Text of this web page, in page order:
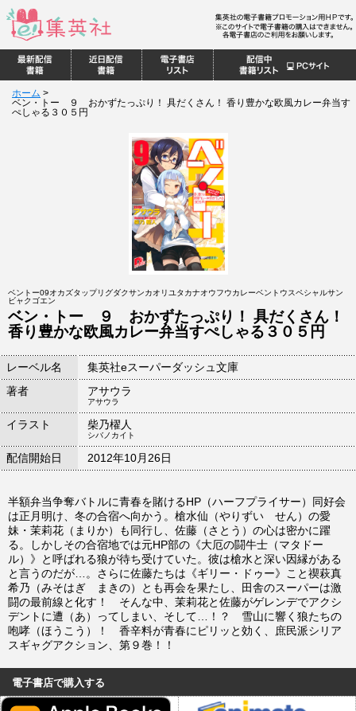
ホーム >
ベン・トー ９ おかずたっぷり！ 具だくさん！ 香り豊かな欧風カレー弁当す
ぺしゃる３０５円
ベントー09オカズタップリグダクサンカオリユタカナオウフウカレーベントウスペシャルサン
ビャクゴエン
ベン・トー ９ おかずたっぷり！ 具だくさん！
香り豊かな欧風カレー弁当すぺしゃる３０５円
レーベル名
集英社eスーパーダッシュ文庫
著者
アサウラ
アサウラ
イラスト 柴乃櫂人
シバノカイト
配信開始日 2012年10月26日
半額弁当争奪バトルに青春を賭けるHP（ハーフプライサー）同好会
は正月明け、冬の合宿へ向かう。槍水仙（やりずい せん）の愛
妹・茉莉花（まりか）も同行し、佐藤（さとう）の心は密かに躍
る。しかしその合宿地では元HP部の《大厄の闘牛士（マタドー
ル）》と呼ばれる狼が待ち受けていた。彼は槍水と深い因縁がある
と言うのだが…。さらに佐藤たちは《ギリー・ドゥー》こと禊萩真
希乃（みそはぎ まきの）とも再会を果たし、田舎のスーパーは激
闘の最前線と化す！ そんな中、茉莉花と佐藤がゲレンデでアクシ
デントに遭（あ）ってしまい、そして…！？ 雪山に響く狼たちの
咆哮（ほうこう）！ 香辛料が青春にピリッと効く、庶民派シリア
スギャグアクション、第９巻！！
電子書店で購入する